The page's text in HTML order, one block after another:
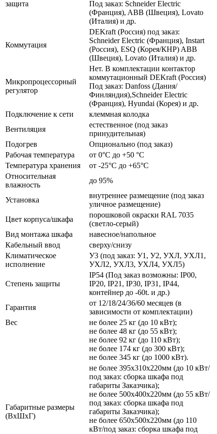
защита
Под заказ: Schneider Electric
(Франция), ABB (Швеция), Lovato
(Италия) и др.
Коммутация
DEKraft (Россия) под заказ:
Schneider Electric (Франция), Instart
(Россия), ESQ (Корея/КНР) ABB
(Швеция), Lovato (Италия) и др.
Микропроцессорный
регулятор
Нет. В комплектации контактор
коммутационный DEKraft (Россия)
Под заказ: Danfoss (Дания/
Финляндия),Schneider Electric
(Франция), Hyundai (Корея) и др.
Подключение к сети
клеммная колодка
Вентиляция
естественное (под заказ
принудительная)
Подогрев
Опционально (под заказ)
Рабочая температура
от 0°C до +50 °C
Температура хранения
от -25°C до +65°C
Относительная
влажность
до 95%
Установка
внутреннее размещение (под заказ
уличное размещение)
Цвет корпуса/шкафа
порошковой окраски RAL 7035
(светло-серый)
Вид монтажа шкафа
навесное/напольное
Кабельный ввод
сверху/снизу
Климатическое
исполнение
У3 (под заказ: У1, У2, УХЛ, УХЛ1,
УХЛ2, УХЛ3, УХЛ4, УХЛ5)
Степень защиты
IP54 (Под заказ возможны: IP00,
IP20, IP21, IP30, IP31, IP44,
контейнер до -60t. и др.)
Гарантия
от 12/18/24/36/60 месяцев (в
зависимости от комплектации)
Вес
не более 25 кг (до 10 кВт);
не более 48 кг (до 55 кВт);
не более 92 кг (до 110 кВт);
не более 174 кг (до 300 кВт);
не более 345 кг (до 1000 кВт).
Габаритные размеры
(ВхШхГ)
не более 395х310х220мм (до 10 кВт/
под заказ: сборка шкафа под
габариты Заказчика);
не более 500х400х220мм (до 55 кВт/
под заказ: сборка шкафа под
габариты Заказчика);
не более 650х500х220мм (до 110
кВт/под заказ: сборка шкафа под